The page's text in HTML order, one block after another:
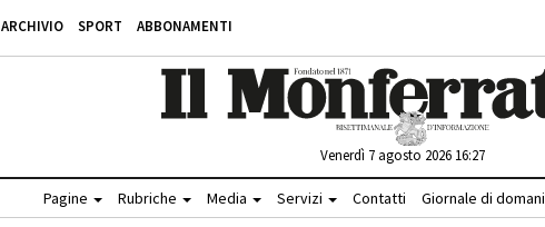
ARCHIVIO SPORT ABBONAMENTI
Venerdì 7 agosto 2026 16:27
Pagine Rubriche Media Servizi Contatti Giornale di domani